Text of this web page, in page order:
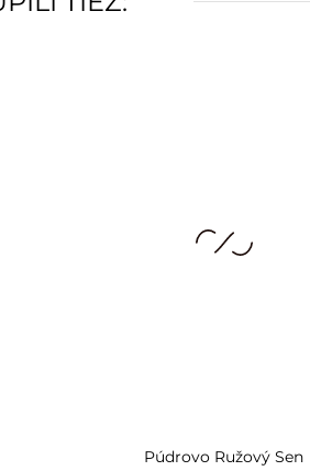
Púdrovo Ružový Sen